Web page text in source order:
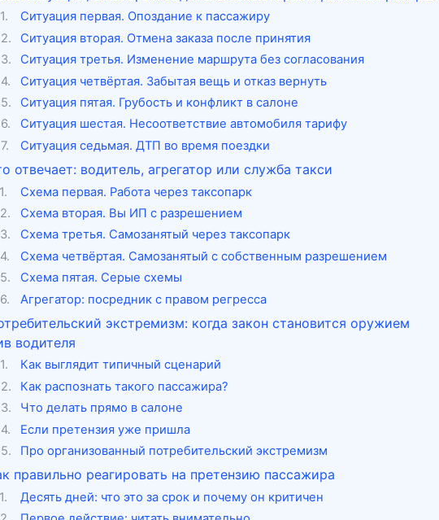
Ситуация первая. Опоздание к пассажиру
Ситуация вторая. Отмена заказа после принятия
Ситуация третья. Изменение маршрута без согласования
Ситуация четвёртая. Забытая вещь и отказ вернуть
Ситуация пятая. Грубость и конфликт в салоне
Ситуация шестая. Несоответствие автомобиля тарифу
Ситуация седьмая. ДТП во время поездки
отвечает: водитель, агрегатор или служба такси
Схема первая. Работа через таксопарк
Схема вторая. Вы ИП с разрешением
Схема третья. Самозанятый через таксопарк
Схема четвёртая. Самозанятый с собственным разрешением
Схема пятая. Серые схемы
Агрегатор: посредник с правом регресса
экстремизм: когда закон становится оружием
водителя
Как выглядит типичный сценарий
Как распознать такого пассажира?
Что делать прямо в салоне
Если претензия уже пришла
Про организованный потребительский экстремизм
правильно реагировать на претензию пассажира
Десять дней: что это за срок и почему он критичен